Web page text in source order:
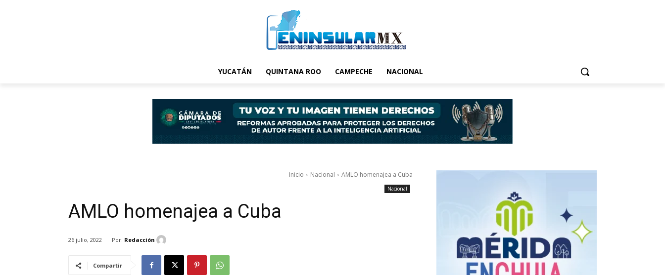
YUCATÁN QUINTANA ROO CAMPECHE NACIONAL
Inicio Nacional AMLO homenajea a Cuba
Nacional
AMLO homenajea a Cuba
26 julio, 2022 Por: Redacción
Compartir